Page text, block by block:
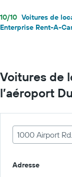
10/10 Voitures de
Enterprise Rent-A-
Voitures de
l’aéroport
1000 Airport
Adresse